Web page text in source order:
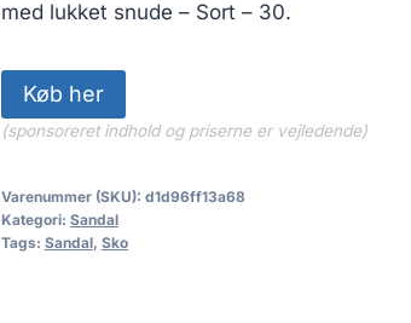
med lukket snude – Sort – 30.
Køb her
(sponsoreret indhold og priserne er vejledende)
Varenummer (SKU): d1d96ff13a68
Kategori: Sandal
Tags: Sandal, Sko